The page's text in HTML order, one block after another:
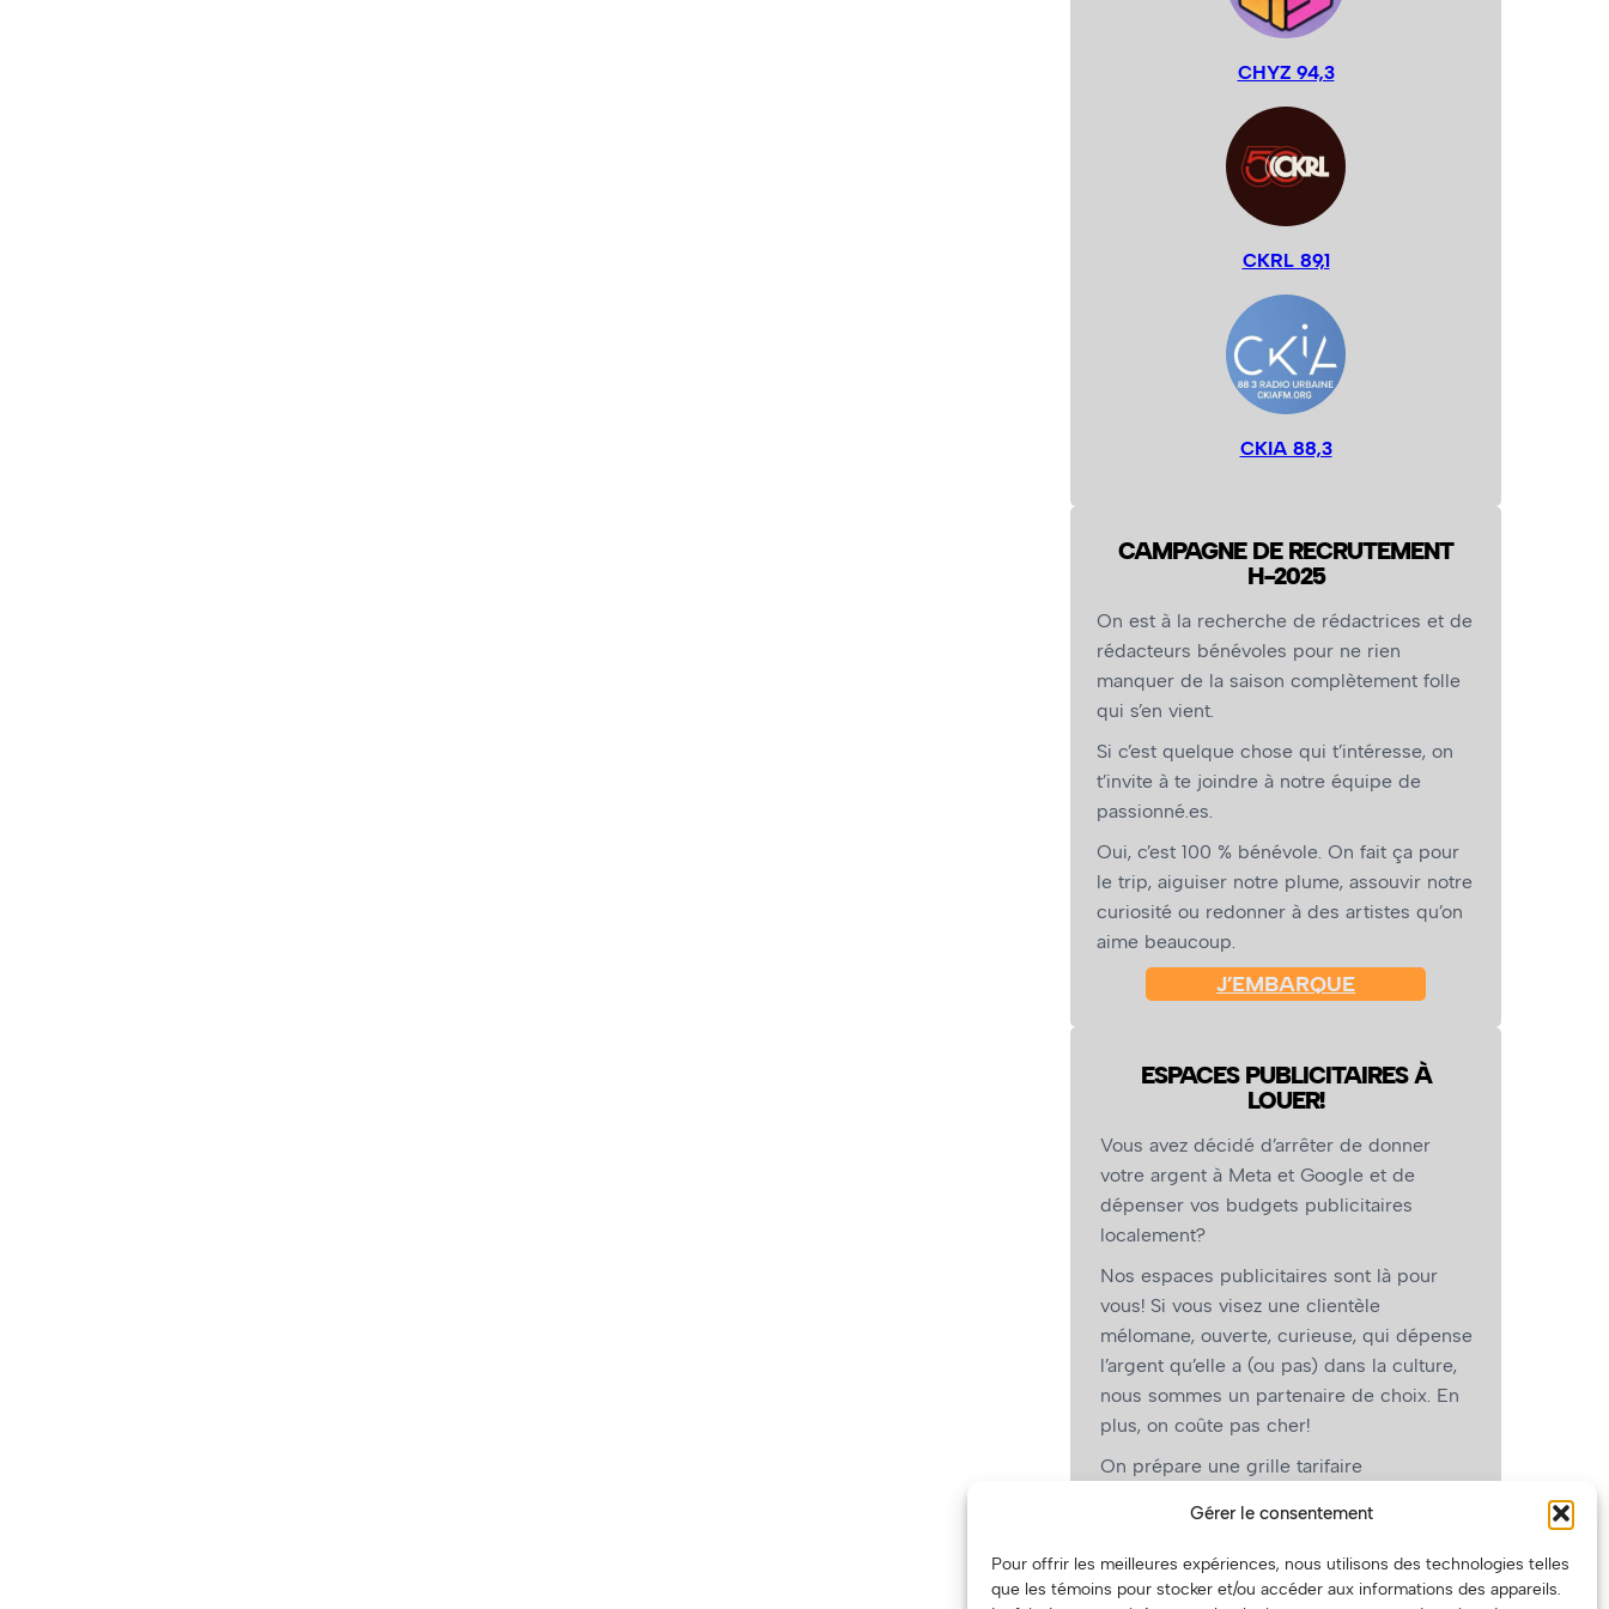
Gérer le consentement
Pour offrir les meilleures expériences, nous utilisons des technologies telles
que les témoins pour stocker et/ou accéder aux informations des appareils.
CHYZ 94,3
CKRL 89,1
CKIA 88,3
CAMPAGNE DE RECRUTEMENT
H-2025
On est à la recherche de rédactrices et de
rédacteurs bénévoles pour ne rien
manquer de la saison complètement folle
qui s’en vient.
Si c’est quelque chose qui t’intéresse, on
t’invite à te joindre à notre équipe de
passionné.es.
Oui, c’est 100 % bénévole. On fait ça pour
le trip, aiguiser notre plume, assouvir notre
curiosité ou redonner à des artistes qu’on
aime beaucoup.
J’EMBARQUE
ESPACES PUBLICITAIRES À
LOUER!
Vous avez décidé d’arrêter de donner
votre argent à Meta et Google et de
dépenser vos budgets publicitaires
localement?
Nos espaces publicitaires sont là pour
vous! Si vous visez une clientèle
mélomane, ouverte, curieuse, qui dépense
l’argent qu’elle a (ou pas) dans la culture,
nous sommes un partenaire de choix. En
plus, on coûte pas cher!
On prépare une grille tarifaire
vous, les artistes!)